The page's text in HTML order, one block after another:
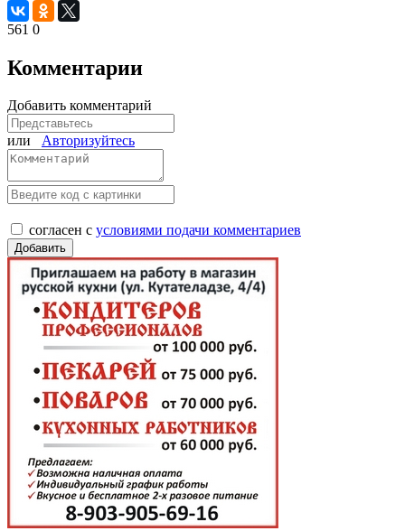
561 0
Комментарии
Добавить комментарий
или Авторизуйтесь
согласен с условиями подачи комментариев